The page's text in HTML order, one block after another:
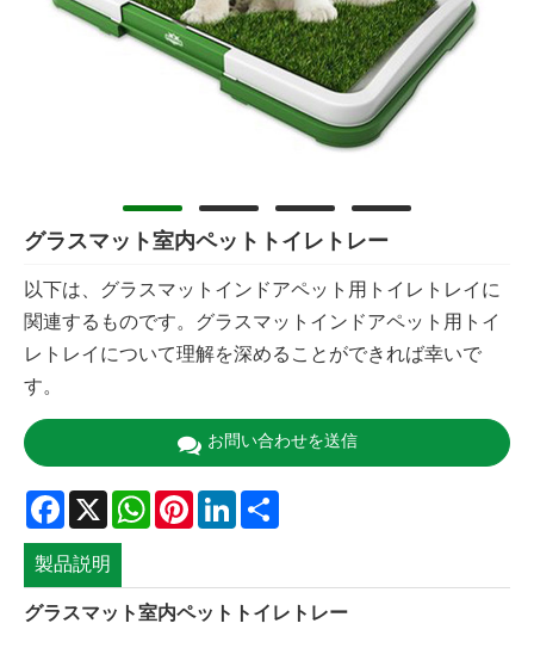
グラスマット室内ペットトイレトレー
以下は、グラスマットインドアペット用トイレトレイに
関連するものです。グラスマットインドアペット用トイ
レトレイについて理解を深めることができれば幸いで
す。
お問い合わせを送信
Facebook
X WhatsAppPinterestLinkedIn
製品説明
グラスマット室内ペットトイレトレー